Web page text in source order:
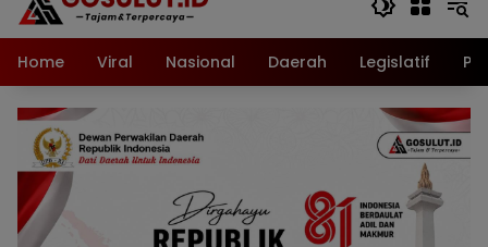
Home Viral Nasional Daerah Legislatif